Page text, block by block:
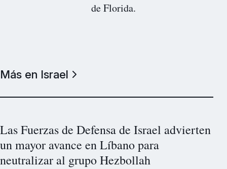
de Florida.
Más en Israel
Las Fuerzas de Defensa de Israel advierten
un mayor avance en Líbano para
neutralizar al grupo Hezbollah